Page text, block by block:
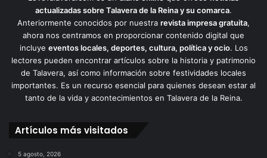
actualizadas sobre Talavera de la Reina y su comarca.
Anteriormente conocidos por nuestra revista impresa gratuita,
ahora nos centramos en proporcionar contenido digital que
incluye eventos locales, deportes, cultura, política y ocio. Los
lectores pueden encontrar artículos sobre la historia y patrimonio
de Talavera, así como información sobre festividades locales
importantes. Es un recurso esencial para quienes desean estar al
tanto de la vida y acontecimientos en Talavera de la Reina.
Artículos más visitados
5 agosto, 2026